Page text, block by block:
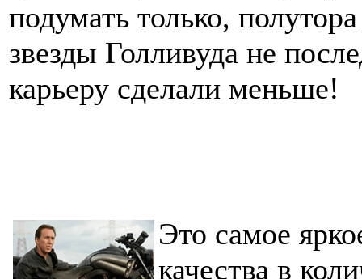
подумать только,
звезды Голливуда не
карьеру сделали меньше!
Это самое
качества в